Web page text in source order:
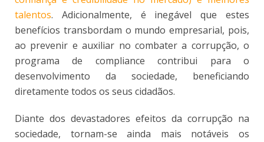
talentos. Adicionalmente, é inegável que estes
benefícios transbordam o mundo empresarial, pois,
ao prevenir e auxiliar no combater a corrupção, o
programa de compliance contribui para o
desenvolvimento da sociedade, beneficiando
diretamente todos os seus cidadãos.
Diante dos devastadores efeitos da corrupção na
sociedade, tornam-se ainda mais notáveis os